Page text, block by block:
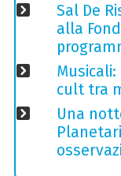
Sal De
alla
cult tra
Una